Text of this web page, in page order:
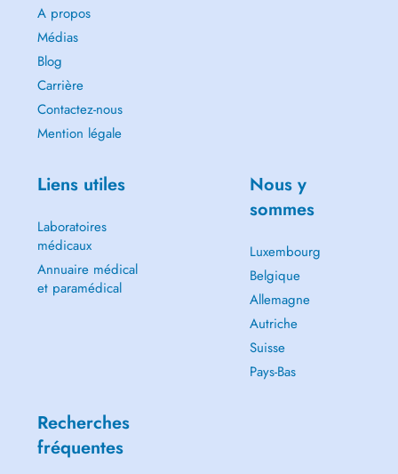
A propos
Médias
Blog
Carrière
Contactez-nous
Mention légale
Liens utiles
Laboratoires
médicaux
Annuaire médical
et paramédical
Nous y
sommes
Luxembourg
Belgique
Allemagne
Autriche
Suisse
Pays-Bas
Recherches
fréquentes